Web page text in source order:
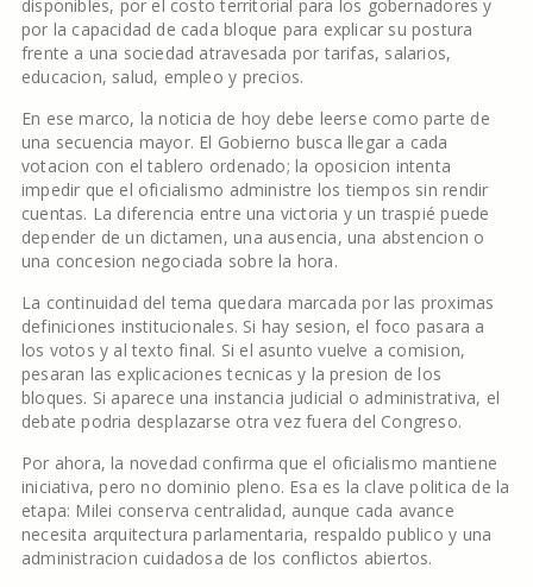
disponibles, por el costo territorial para los gobernadores y
por la capacidad de cada bloque para explicar su postura
frente a una sociedad atravesada por tarifas, salarios,
educacion, salud, empleo y precios.
En ese marco, la noticia de hoy debe leerse como parte de
una secuencia mayor. El Gobierno busca llegar a cada
votacion con el tablero ordenado; la oposicion intenta
impedir que el oficialismo administre los tiempos sin rendir
cuentas. La diferencia entre una victoria y un traspié puede
depender de un dictamen, una ausencia, una abstencion o
una concesion negociada sobre la hora.
La continuidad del tema quedara marcada por las proximas
definiciones institucionales. Si hay sesion, el foco pasara a
los votos y al texto final. Si el asunto vuelve a comision,
pesaran las explicaciones tecnicas y la presion de los
bloques. Si aparece una instancia judicial o administrativa, el
debate podria desplazarse otra vez fuera del Congreso.
Por ahora, la novedad confirma que el oficialismo mantiene
iniciativa, pero no dominio pleno. Esa es la clave politica de la
etapa: Milei conserva centralidad, aunque cada avance
necesita arquitectura parlamentaria, respaldo publico y una
administracion cuidadosa de los conflictos abiertos.